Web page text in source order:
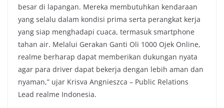
besar di lapangan. Mereka membutuhkan kendaraan
yang selalu dalam kondisi prima serta perangkat kerja
yang siap menghadapi cuaca, termasuk smartphone
tahan air. Melalui Gerakan Ganti Oli 1000 Ojek Online,
realme berharap dapat memberikan dukungan nyata
agar para driver dapat bekerja dengan lebih aman dan
nyaman,” ujar Krisva Angnieszca – Public Relations
Lead realme Indonesia.